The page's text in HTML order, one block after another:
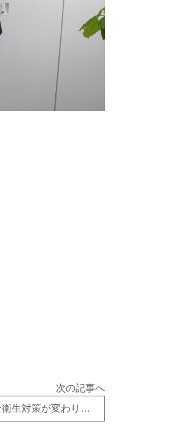
ブログ
次の記事へ
【法令改正】一人親方の安全衛生対策が変わります